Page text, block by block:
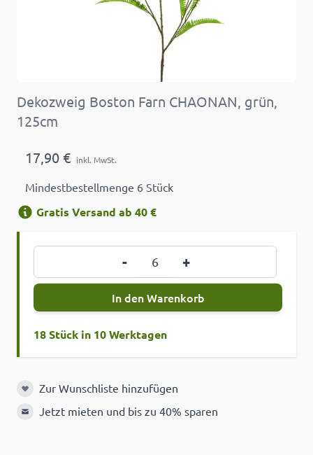
Dekozweig Boston Farn CHAONAN, grün,
125cm
17,90 € inkl. MwSt.
Mindestbestellmenge 6 Stück
Gratis Versand ab 40 €
- +
In den Warenkorb
18 Stück in 10 Werktagen
Zur Wunschliste hinzufügen
Zur Wunschliste hinzufügen
Jetzt mieten und bis zu 40% sparen